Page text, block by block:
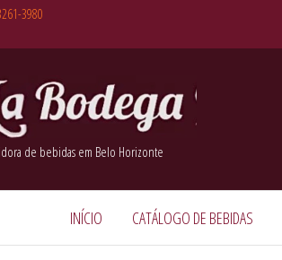
3980
de bebidas em Belo Horizonte
INÍCIO CATÁLOGO DE BEBIDAS